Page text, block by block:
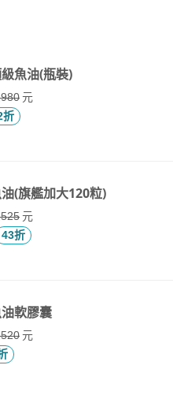
魚油(瓶裝)
元
折
(旗艦加大120粒)
元
43折
軟膠囊
元